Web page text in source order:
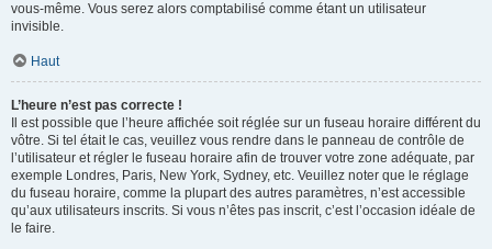
vous-même. Vous serez alors comptabilisé comme étant un utilisateur
invisible.
Haut
L’heure n’est pas correcte !
Il est possible que l’heure affichée soit réglée sur un fuseau horaire différent du
vôtre. Si tel était le cas, veuillez vous rendre dans le panneau de contrôle de
l’utilisateur et régler le fuseau horaire afin de trouver votre zone adéquate, par
exemple Londres, Paris, New York, Sydney, etc. Veuillez noter que le réglage
du fuseau horaire, comme la plupart des autres paramètres, n’est accessible
qu’aux utilisateurs inscrits. Si vous n’êtes pas inscrit, c’est l’occasion idéale de
le faire.